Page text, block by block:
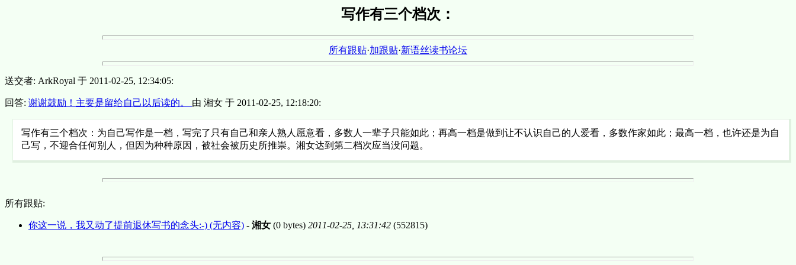
写作有三个档次：
所有跟贴·加跟贴·新语丝读书论坛
送交者: ArkRoyal 于 2011-02-25, 12:34:05:
回答: 谢谢鼓励！主要是留给自己以后读的。 由 湘女 于 2011-02-25, 12:18:20:
写作有三个档次：为自己写作是一档，写完了只有自己和亲人熟人愿意看，多数人一辈子只能如此；再高一档是做到让不认识自己的人爱看，多数作家如此；最高一档，也许还是为自
己写，不迎合任何别人，但因为种种原因，被社会被历史所推崇。湘女达到第二档次应当没问题。
所有跟贴:
你这一说，我又动了提前退休写书的念头:-) (无内容) - 湘女 (0 bytes) 2011-02-25, 13:31:42 (552815)